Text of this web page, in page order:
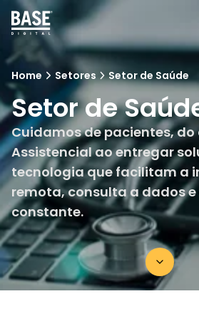
Home Setores Setor de Saúde
Setor de
Cuidamos de pacientes, do
Assistencial ao entregar
tecnologia que facilitam a
remota, consulta a dados
constante.